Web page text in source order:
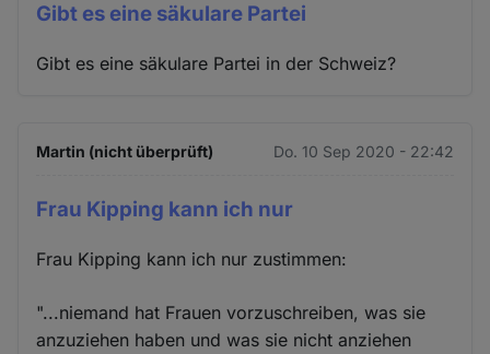
Gibt es eine säkulare Partei
Gibt es eine säkulare Partei in der Schweiz?
Martin (nicht überprüft) Do. 10 Sep 2020 - 22:42
Frau Kipping kann ich nur
Frau Kipping kann ich nur zustimmen:
"...niemand hat Frauen vorzuschreiben, was sie
anzuziehen haben und was sie nicht anziehen